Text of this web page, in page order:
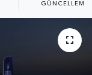
GÜNCELLEME